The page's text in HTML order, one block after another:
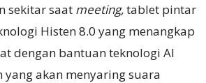
sekitar saat meeting,tablet pintar
Histen 8.0 yang menangkap
dengan bantuan teknologi AI
yang akan menyaring suara